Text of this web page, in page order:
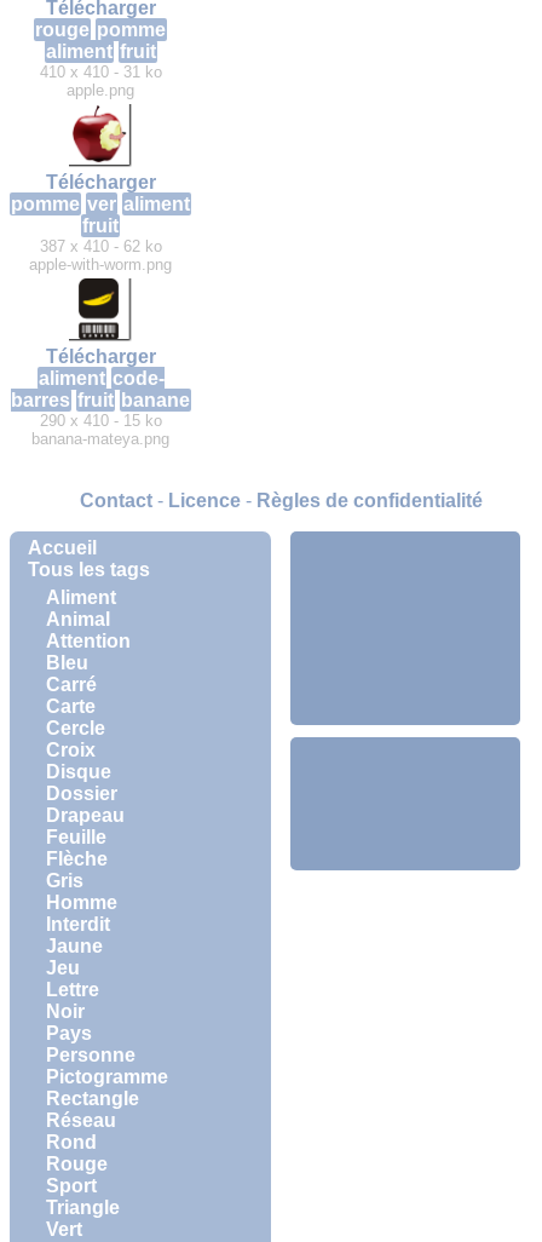
Accueil
Tous les tags
Aliment
Animal
Attention
Bleu
Carré
Carte
Cercle
Croix
Disque
Dossier
Drapeau
Feuille
Flèche
Gris
Homme
Interdit
Jaune
Jeu
Lettre
Noir
Pays
Personne
Pictogramme
Rectangle
Réseau
Rond
Rouge
Sport
Triangle
Vert
Télécharger
rouge pomme
aliment fruit
410 x 410 - 31 ko
apple.png
Télécharger
pomme ver aliment
fruit
387 x 410 - 62 ko
apple-with-worm.png
Télécharger
aliment code-
barres fruit banane
290 x 410 - 15 ko
banana-mateya.png
Contact- Licence- Règles de confidentialité